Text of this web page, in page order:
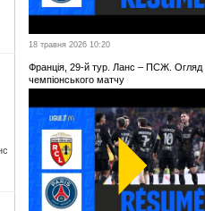
18 травня 2026 10:20
Франція, 29-й тур. Ланс – ПСЖ. Огляд
чемпіонського матчу